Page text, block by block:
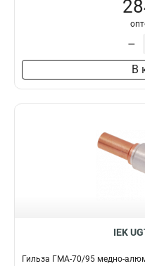
–
В
IEK
Гильза ГМА-70/95 медно-